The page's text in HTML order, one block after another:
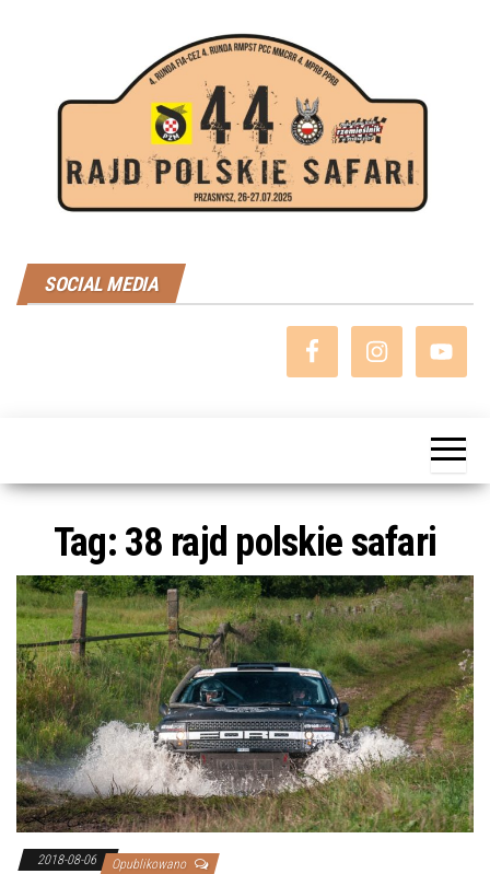
SOCIAL MEDIA
Tag: 38 rajd polskie safari
2018-08-06 Opublikowano